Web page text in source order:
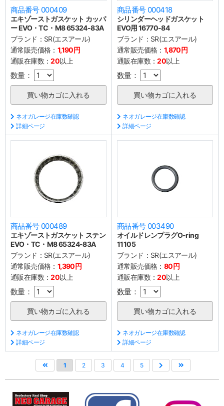
商品番号 000409
エキゾーストガスケット カッパ
ー EVO・TC・M8 65324-83A
ブランド： SR(エスアール)
通常販売価格： 1,190円
通販在庫数：20以上
数量：
ネオガレージ在庫数確認
詳細ページ
商品番号 000418
シリンダーヘッドガスケット
EVO用 16770-84
ブランド： SR(エスアール)
通常販売価格： 1,870円
通販在庫数：20以上
数量：
ネオガレージ在庫数確認
詳細ページ
商品番号 000489
エキゾーストガスケット ステン
EVO・TC・M8 65324-83A
ブランド： SR(エスアール)
通常販売価格： 1,390円
通販在庫数：20以上
数量：
ネオガレージ在庫数確認
詳細ページ
商品番号 003490
オイルドレンプラグO-ring
11105
ブランド： SR(エスアール)
通常販売価格： 80円
通販在庫数：20以上
数量：
ネオガレージ在庫数確認
詳細ページ
1 2 3 4 5